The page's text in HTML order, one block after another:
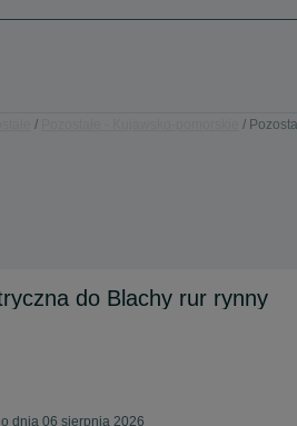
do Blachy rur rynny
dnia 06 sierpnia 2026